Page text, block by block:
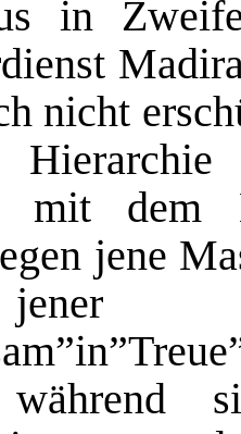
in
nicht
mit dem
jene